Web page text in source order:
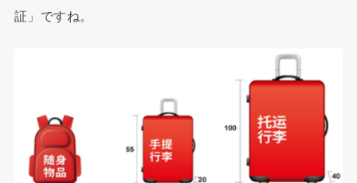
証」ですね。